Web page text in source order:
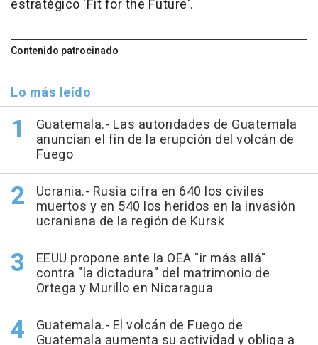
estratégico 'Fit for the Future'.
Contenido patrocinado
Lo más leído
Guatemala.- Las autoridades de Guatemala
anuncian el fin de la erupción del volcán de
Fuego
Ucrania.- Rusia cifra en 640 los civiles
muertos y en 540 los heridos en la invasión
ucraniana de la región de Kursk
EEUU propone ante la OEA "ir más allá"
contra "la dictadura" del matrimonio de
Ortega y Murillo en Nicaragua
Guatemala.- El volcán de Fuego de
Guatemala aumenta su actividad y obliga a